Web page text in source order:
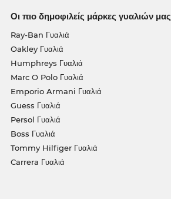
Οι πιο δημοφιλείς μάρκες γυαλιών μας
Ray-Ban Γυαλιά
Oakley Γυαλιά
Humphreys Γυαλιά
Marc O Polo Γυαλιά
Emporio Armani Γυαλιά
Guess Γυαλιά
Persol Γυαλιά
Boss Γυαλιά
Tommy Hilfiger Γυαλιά
Carrera Γυαλιά